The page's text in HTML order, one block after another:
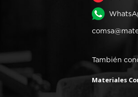
También
Materiales